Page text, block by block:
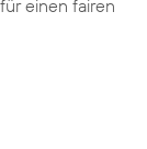
einen fairen